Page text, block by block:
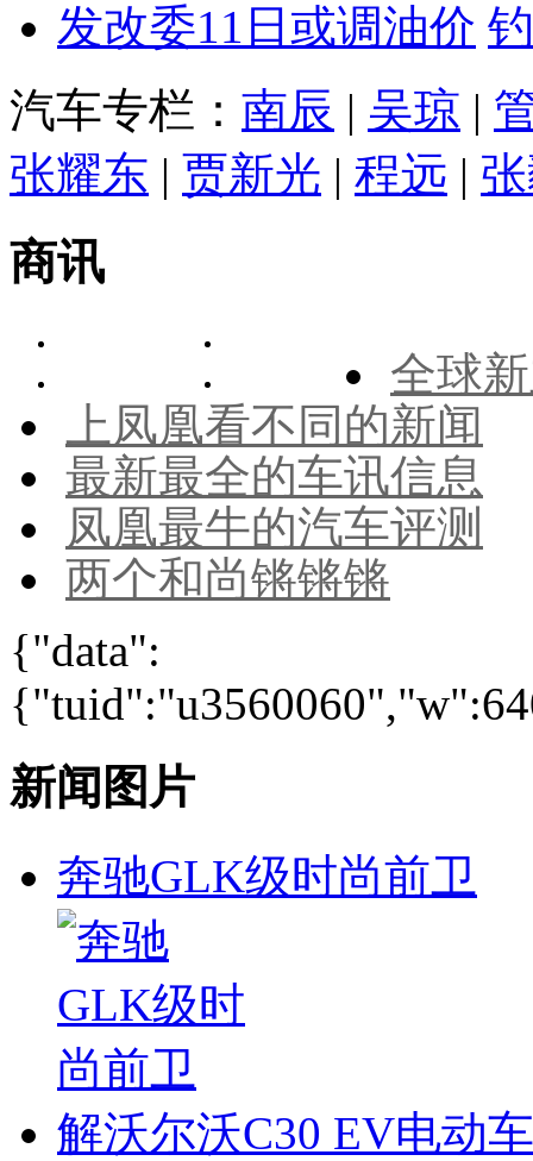
发改委11日或调油价
汽车专栏： 南辰 | 吴琼 |
张耀东 | 贾新光 | 程远 |
商讯
全球
上凤凰看不同的新闻
最新最全的车讯信息
凤凰最牛的汽车评测
两个和尚锵锵锵
{"data":
新闻图片
奔驰GLK级时尚前卫
解沃尔沃C30 EV电动车